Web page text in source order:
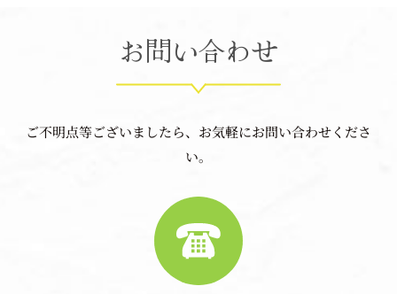
お問い合わせ
ご不明点等ございましたら、お気軽にお問い合わせくださ
い。